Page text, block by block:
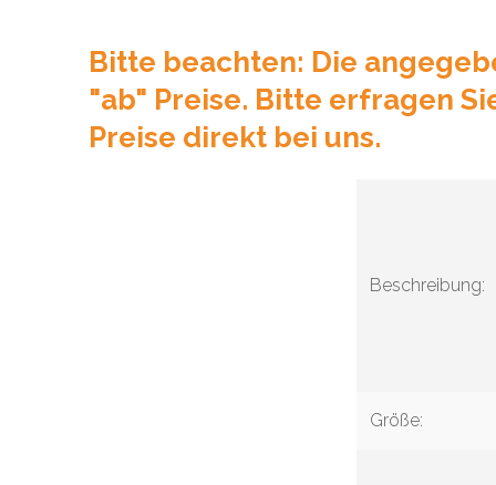
Bitte beachten: Die
"ab" Preise. Bitte erfragen
Preise direkt bei uns.
Beschreibung:
Größe: